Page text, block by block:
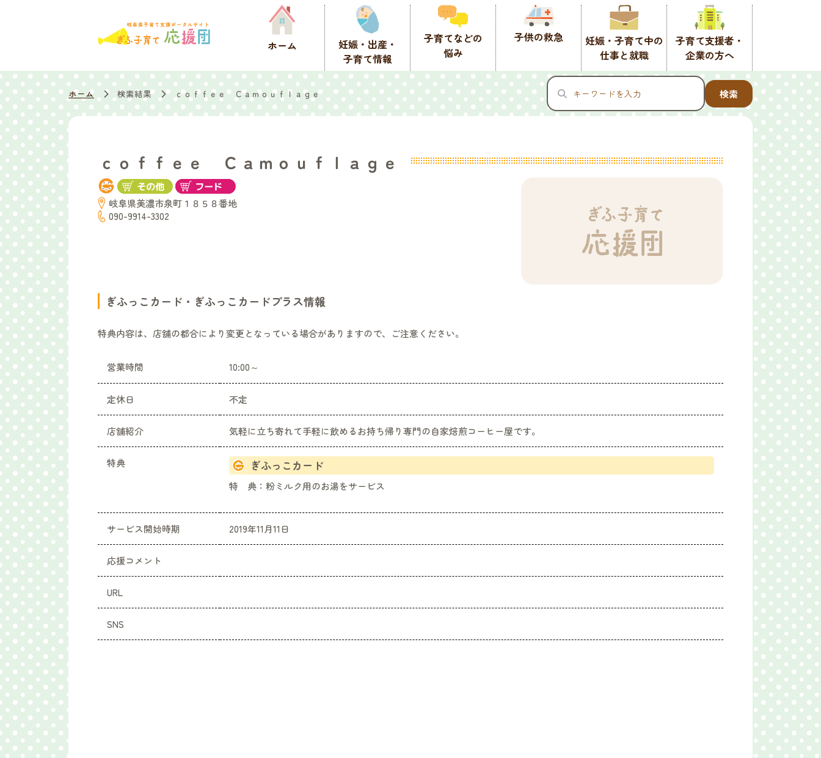
ホーム
妊娠・出産・
子育て情報
子育てなどの
悩み
子供の救急
妊娠・子育て中の
仕事と就職
子育て支援者・
企業の方へ
ホーム 検索結果 ｃｏｆｆｅｅ Ｃａｍｏｕｆｌａｇｅ 検索
ｃｏｆｆｅｅ Ｃａｍｏｕｆｌａｇｅ
岐阜県美濃市泉町１８５８番地
090-9914-3302
ぎふっこカード・ぎふっこカードプラス情報
特典内容は、店舗の都合により変更となっている場合がありますので、ご注意ください。
営業時間 10:00～
定休日 不定
店舗紹介 気軽に立ち寄れて手軽に飲めるお持ち帰り専門の自家焙煎コーヒー屋です。
特典 ぎふっこカード
特 典： 粉ミルク用のお湯をサービス
サービス開始時期 2019年11月11日
応援コメント
URL
SNS